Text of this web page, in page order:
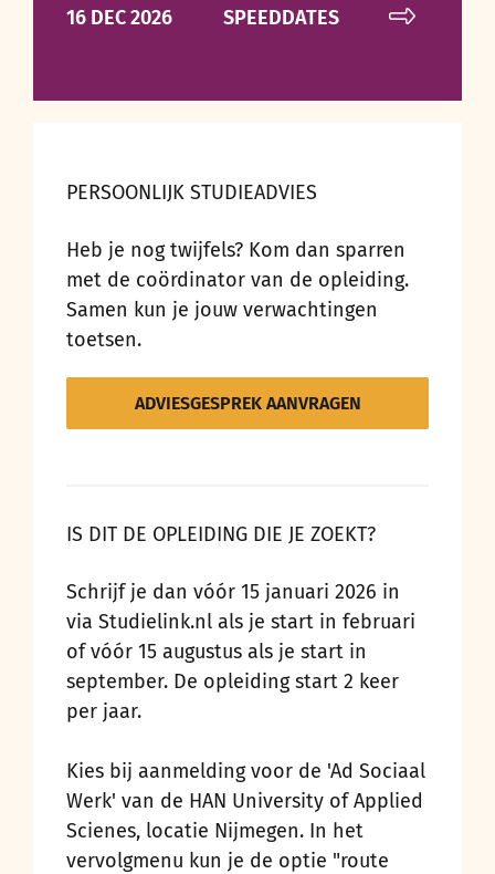
16 DEC 2026 SPEEDDATES
PERSOONLIJK STUDIEADVIES
Heb je nog twijfels? Kom dan sparren
met de coördinator van de opleiding.
Samen kun je jouw verwachtingen
toetsen.
ADVIESGESPREK AANVRAGEN
IS DIT DE OPLEIDING DIE JE ZOEKT?
Schrijf je dan vóór 15 januari 2026 in
via Studielink.nl als je start in februari
of vóór 15 augustus als je start in
september. De opleiding start 2 keer
per jaar.
Kies bij aanmelding voor de 'Ad Sociaal
Werk' van de HAN University of Applied
Scienes, locatie Nijmegen. In het
vervolgmenu kun je de optie "route